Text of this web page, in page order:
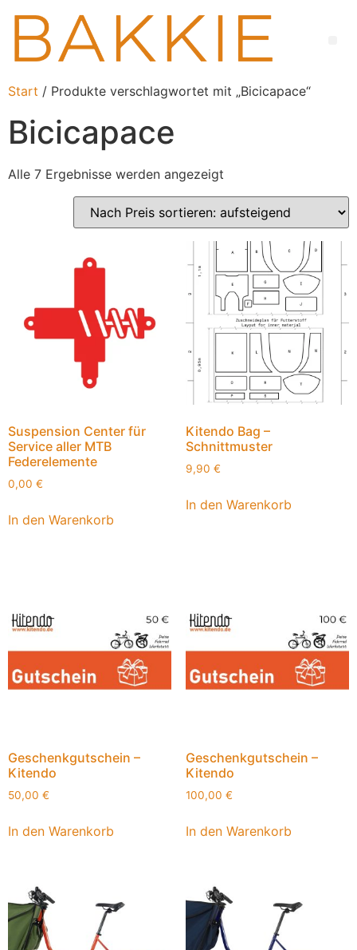
Start / Produkte verschlagwortet mit „Bicicapace“
Bicicapace
Alle 7 Ergebnisse werden angezeigt
Suspension Center für
Service aller MTB
Federelemente
0,00 €
In den Warenkorb
Kitendo Bag –
Schnittmuster
9,90 €
In den Warenkorb
Geschenkgutschein –
Kitendo
50,00 €
In den Warenkorb
Geschenkgutschein –
Kitendo
100,00 €
In den Warenkorb